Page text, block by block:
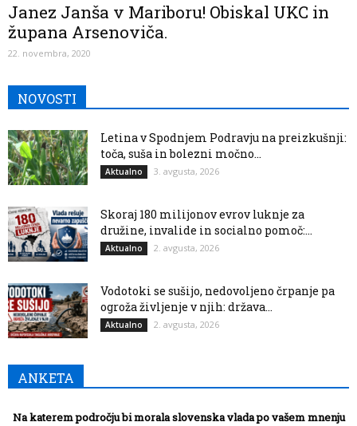
Janez Janša v Mariboru! Obiskal UKC in
župana Arsenoviča.
22. novembra, 2020
NOVOSTI
Letina v Spodnjem Podravju na preizkušnji:
toča, suša in bolezni močno...
Aktualno 3. avgusta, 2026
Skoraj 180 milijonov evrov luknje za
družine, invalide in socialno pomoč:...
Aktualno 2. avgusta, 2026
Vodotoki se sušijo, nedovoljeno črpanje pa
ogroža življenje v njih: država...
Aktualno 2. avgusta, 2026
ANKETA
Na katerem področju bi morala slovenska vlada po vašem mnenju